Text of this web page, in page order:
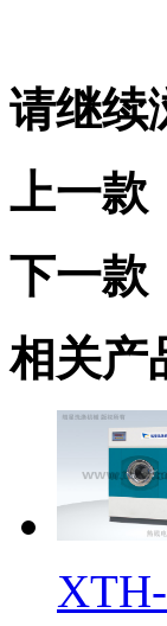
请继续
上一款
下一款
相关产